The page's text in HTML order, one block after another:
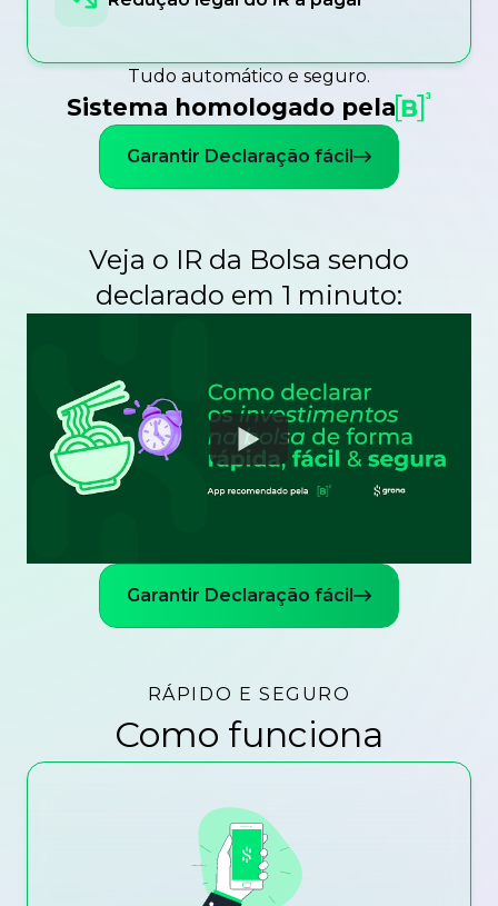
Tudo automático e seguro.
Sistema homologado pela
Garantir Declaração fácil
Veja o IR da Bolsa sendo
declarado em 1 minuto:
Watch
Garantir Declaração fácil
RÁPIDO E SEGURO
Como funciona